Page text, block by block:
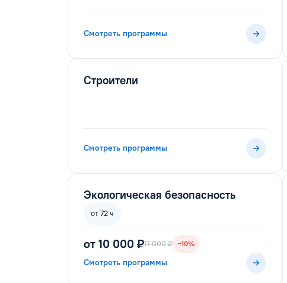
Смотреть программы
Строители
Смотреть программы
Экологическая безопасность
от 72 ч
от 10 000 ₽11 000 ₽ −10%
Смотреть программы